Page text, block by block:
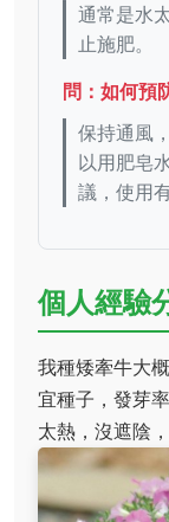
通常是水
止施肥。
問：如何預
保持通風
以用肥皂
議，使用
個人經驗
我種矮牽牛大
宜種子，發芽
太熱，沒遮陰